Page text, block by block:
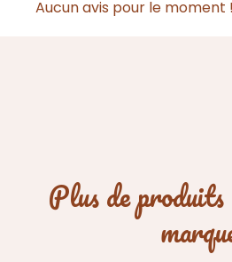
Aucun avis pour le moment !
Plus de produits